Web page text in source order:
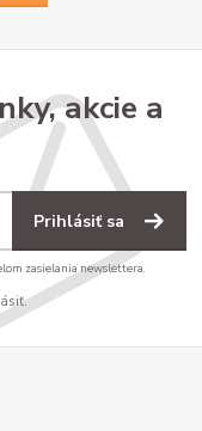
akcie a
Prihlásiť sa
zasielania newslettera.